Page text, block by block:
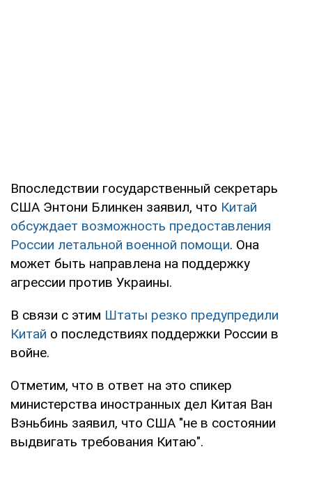
Впоследствии государственный секретарь
США Энтони Блинкен заявил, что Китай
обсуждает возможность предоставления
России летальной военной помощи. Она
может быть направлена на поддержку
агрессии против Украины.
В связи с этим Штаты резко предупредили
Китай о последствиях поддержки России в
войне.
Отметим, что в ответ на это спикер
министерства иностранных дел Китая Ван
Вэньбинь заявил, что США "не в состоянии
выдвигать требования Китаю".